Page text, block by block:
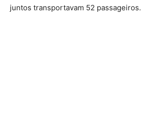
juntos transportavam 52 passageiros.